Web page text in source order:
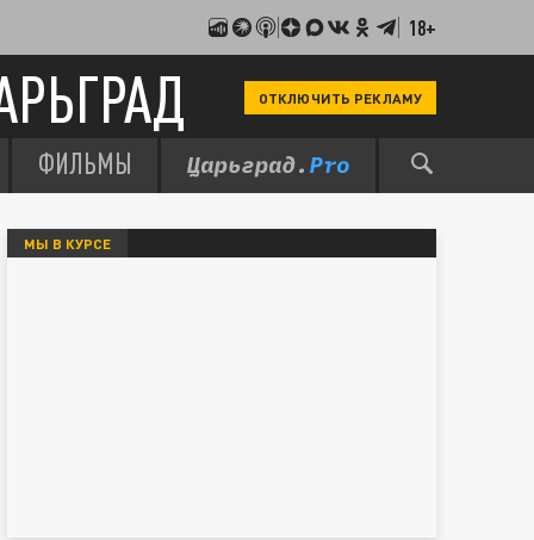
18+
ОТКЛЮЧИТЬ РЕКЛАМУ
ФИЛЬМЫ
МЫ В КУРСЕ